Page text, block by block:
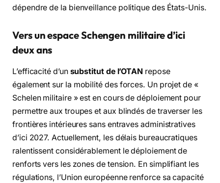
dépendre de la bienveillance politique des États-Unis.
Vers un espace Schengen militaire d’ici
deux ans
L’efficacité d’un substitut de l’OTAN repose
également sur la mobilité des forces. Un projet de «
Schelen militaire » est en cours de déploiement pour
permettre aux troupes et aux blindés de traverser les
frontières intérieures sans entraves administratives
d’ici 2027. Actuellement, les délais bureaucratiques
ralentissent considérablement le déploiement de
renforts vers les zones de tension. En simplifiant les
régulations, l’Union européenne renforce sa capacité